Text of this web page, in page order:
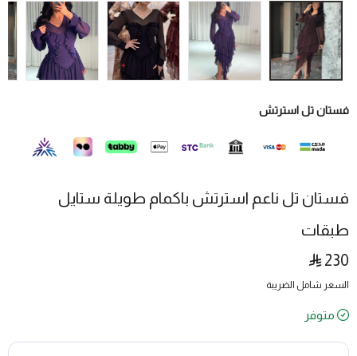
فستان تل ناعم استرتش باكمام طويلة ستايل
طبقات
فستان تل استرتش
230
السعر شامل الضريبة
متوفر